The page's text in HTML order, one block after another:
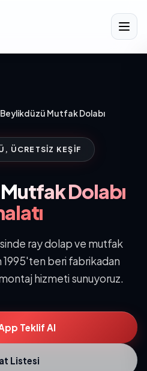
Beylikdüzü Mutfak Dolabı
ÜCRETSIZ KEŞIF
Mutfak Dolabı
ray dolap ve mutfak
1995'ten beri fabrikadan
hizmeti sunuyoruz.
Teklif Al
Listesi